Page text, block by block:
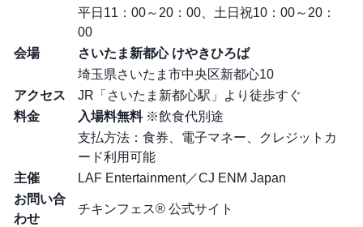
平日11：00～20：00、土日祝10：00～20：
00
会場
さいたま新都心 けやきひろば
埼玉県さいたま市中央区新都心10
アクセス
JR「さいたま新都心駅」より徒歩すぐ
料金
入場料無料※飲食代別途
支払方法：食券、電子マネー、クレジットカ
ード利用可能
主催
LAF Entertainment／CJ ENM Japan
お問い合
わせ
チキンフェス® 公式サイト